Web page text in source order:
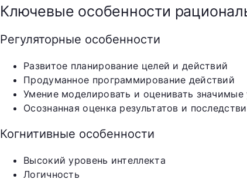
Ключевые особенности
Регуляторные особенности
Развитое планирование целей и действий
Продуманное программирование действий
Умение моделировать и оценивать значимые
Осознанная оценка результатов и
Когнитивные особенности
Высокий уровень интеллекта
Логичность